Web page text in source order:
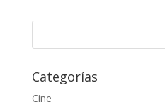
Categorías
Cine